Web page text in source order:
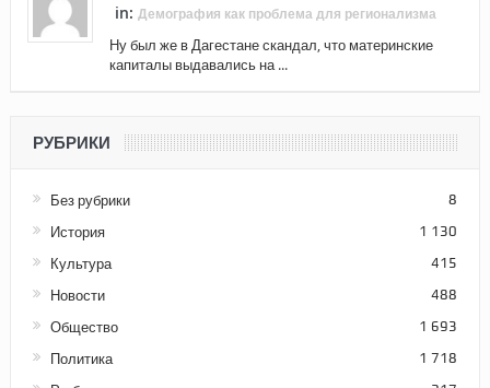
in: Демография как проблема для регионализма
Ну был же в Дагестане скандал, что материнские
капиталы выдавались на ...
РУБРИКИ
Без рубрики 8
История 1 130
Культура 415
Новости 488
Общество 1 693
Политика 1 718